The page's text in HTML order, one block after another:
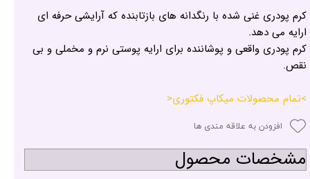
کرم پودری غنی شده با رنگدانه های بازتابنده که آرایشی حرفه ای
ارایه می دهد.
کرم پودری واقعی و پوشاننده برای ارایه پوستی نرم و مخملی و بی
نقص.
>تمام محصولات میکاپ فکتوری<
افزودن به علاقه مندی ها
مشخصات محصول